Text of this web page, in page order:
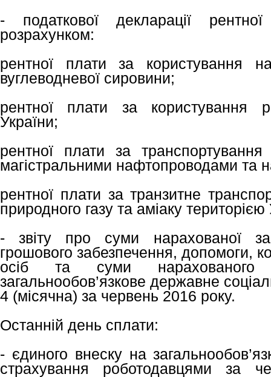
- податкової декларації
розрахунком:
рентної плати за користування
вуглеводневої сировини;
рентної плати за користування
України;
рентної плати за
магістральними нафтопроводами та
рентної плати за транзитне
природного газу та аміаку територією
- звіту про суми нарахованої
грошового забезпечення, допомоги,
осіб та суми
загальнообов’язкове державне
4 (місячна) за червень 2016 року.
Останній день сплати:
- єдиного внеску на
страхування роботодавцями за